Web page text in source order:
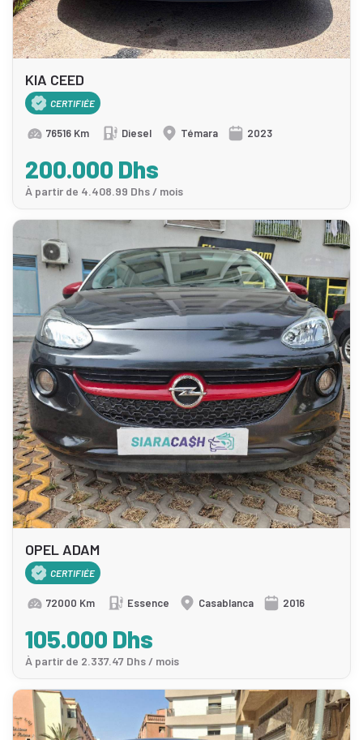
KIA CEED
CERTIFIÉE
76516 Km Diesel Témara 2023
200.000 Dhs
À partir de 4.408.99 Dhs / mois
OPEL ADAM
CERTIFIÉE
72000 Km Essence Casablanca 2016
105.000 Dhs
À partir de 2.337.47 Dhs / mois